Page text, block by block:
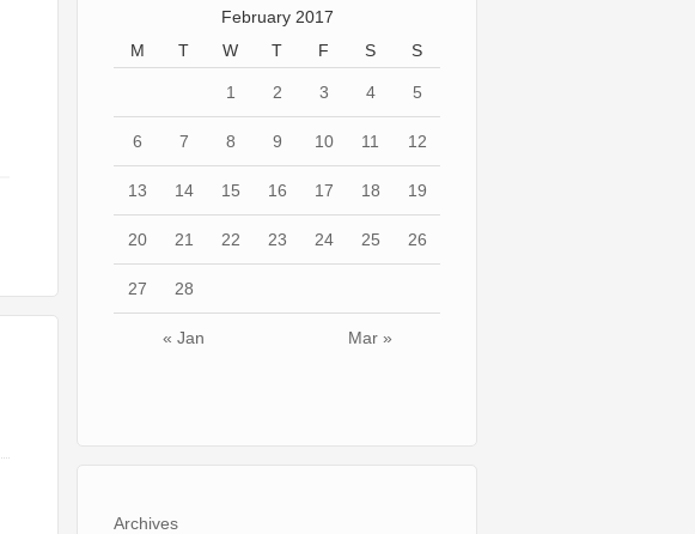
February 2017
M
T W T F S S
« Jan Mar »
1 2 3 4 5
6 7 8 9 10 11 12
13 14 15 16 17 18 19
20 21 22 23 24 25 26
27 28
Archives